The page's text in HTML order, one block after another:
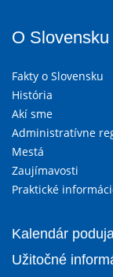
O Slovensku
Fakty o Slovensku
História
Akí sme
Administratívne
Mestá
Zaujímavosti
Praktické
Kalendár
Užitočné